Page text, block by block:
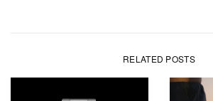
RELATED POSTS